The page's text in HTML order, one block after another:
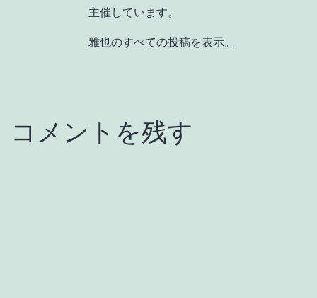
主催しています。
雅也のすべての投稿を表示。
コメントを残す